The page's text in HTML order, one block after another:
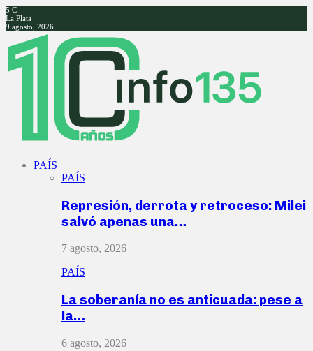
5 C
La Plata
9 agosto, 2026
Facebook
Twitter
Instagram
Youtube
PAÍS
PAÍS
Represión, derrota y retroceso: Milei
salvó apenas una…
7 agosto, 2026
PAÍS
La soberanía no es anticuada: pese a
la…
6 agosto, 2026